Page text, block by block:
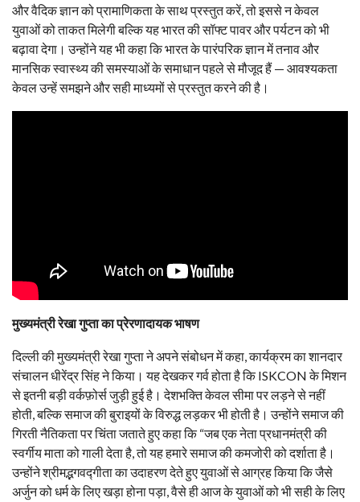
और वैदिक ज्ञान को प्रामाणिकता के साथ प्रस्तुत करें, तो इससे न केवल
युवाओं को ताकत मिलेगी बल्कि यह भारत की सॉफ्ट पावर और पर्यटन को भी
बढ़ावा देगा। उन्होंने यह भी कहा कि भारत के पारंपरिक ज्ञान में तनाव और
मानसिक स्वास्थ्य की समस्याओं के समाधान पहले से मौजूद हैं — आवश्यकता
केवल उन्हें समझने और सही माध्यमों से प्रस्तुत करने की है।
मुख्यमंत्री रेखा गुप्ता का प्रेरणादायक भाषण
दिल्ली की मुख्यमंत्री रेखा गुप्ता ने अपने संबोधन में कहा, कार्यक्रम का शानदार
संचालन धीरेंद्र सिंह ने किया। यह देखकर गर्व होता है कि ISKCON के मिशन
से इतनी बड़ी वर्कफ़ोर्स जुड़ी हुई है। देशभक्ति केवल सीमा पर लड़ने से नहीं
होती, बल्कि समाज की बुराइयों के विरुद्ध लड़कर भी होती है। उन्होंने समाज की
गिरती नैतिकता पर चिंता जताते हुए कहा कि “जब एक नेता प्रधानमंत्री की
स्वर्गीय माता को गाली देता है, तो यह हमारे समाज की कमजोरी को दर्शाता है।
उन्होंने श्रीमद्भगवद्गीता का उदाहरण देते हुए युवाओं से आग्रह किया कि जैसे
अर्जुन को धर्म के लिए खड़ा होना पड़ा, वैसे ही आज के युवाओं को भी सही के लिए